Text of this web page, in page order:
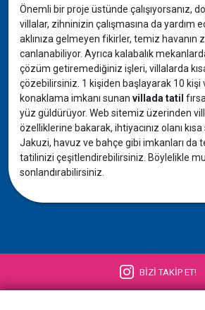
Önemli bir proje üstünde çalışıyorsanız,
villalar, zihninizin çalışmasına da yardım
aklınıza gelmeyen fikirler, temiz havanın
canlanabiliyor. Ayrıca kalabalık
çözüm getiremediğiniz işleri, villalarda
çözebilirsiniz. 1 kişiden başlayarak 10 kişi
konaklama imkanı sunan villada tatil
yüz güldürüyor. Web sitemiz üzerinden
özelliklerine bakarak, ihtiyacınız olanı
Jakuzi, havuz ve bahçe gibi imkanları da
tatilinizi çeşitlendirebilirsiniz. Böylelikle
sonlandırabilirsiniz.
BİZİ TAKİP ET!